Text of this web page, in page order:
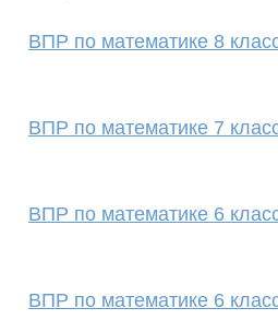
ВПР по математике 8
ВПР по математике 7
ВПР по математике 6
ВПР по математике 6